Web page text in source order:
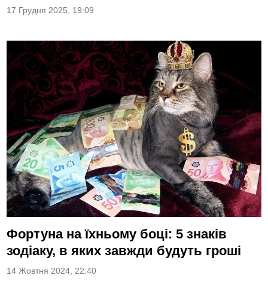
17 Грудня 2025, 19:09
Фортуна на їхньому боці: 5 знаків
зодіаку, в яких завжди будуть гроші
14 Жовтня 2024, 22:40